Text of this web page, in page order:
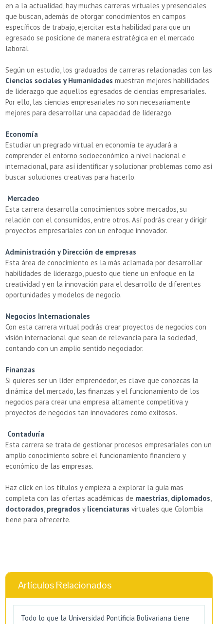
en a la actualidad, hay muchas carreras virtuales y presenciales
que buscan, además de otorgar conocimientos en campos
específicos de trabajo, ejercitar esta habilidad para que un
egresado se posicione de manera estratégica en el mercado
laboral.
Según un estudio, los graduados de carreras relacionadas con las
Ciencias sociales y Humanidades muestran mejores habilidades
de liderazgo que aquellos egresados de ciencias empresariales.
Por ello, las ciencias empresariales no son necesariamente
mejores para desarrollar una capacidad de liderazgo.
Economía
Estudiar un pregrado virtual en economía te ayudará a
comprender el entorno socioeconómico a nivel nacional e
internacional, para así identificar y solucionar problemas como así
buscar soluciones creativas para hacerlo.
Mercadeo
Esta carrera desarrolla conocimientos sobre mercados, su
relación con el consumidos, entre otros. Así podrás crear y dirigir
proyectos empresariales con un enfoque innovador.
Administración y Dirección de empresas
Esta área de conocimiento es la más aclamada por desarrollar
habilidades de liderazgo, puesto que tiene un enfoque en la
creatividad y en la innovación para el desarrollo de diferentes
oportunidades y modelos de negocio.
Negocios Internacionales
Con esta carrera virtual podrás crear proyectos de negocios con
visión internacional que sean de relevancia para la sociedad,
contando con un amplio sentido negociador.
Finanzas
Si quieres ser un líder emprendedor, es clave que conozcas la
dinámica del mercado, las finanzas y el funcionamiento de los
negocios para crear una empresa altamente competitiva y
proyectos de negocios tan innovadores como exitosos.
Contaduría
Esta carrera se trata de gestionar procesos empresariales con un
amplio conocimiento sobre el funcionamiento financiero y
económico de las empresas.
Haz click en los títulos y empieza a explorar la guía mas
completa con las ofertas académicas de maestrías diplomados
doctorados pregrados y licenciaturas virtuales que Colombia
tiene para ofrecerte.
Artículos Relacionados
Todo lo que la Universidad Pontificia Bolivariana tiene